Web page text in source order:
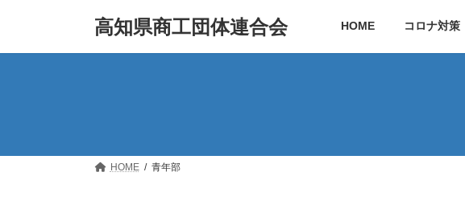
ン
プ
ー
動
高知県商工団体連合会 HOME コロナ対策
HOME 青年部